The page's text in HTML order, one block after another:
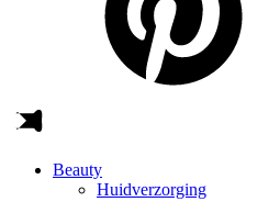
Beauty
Huidverzorging